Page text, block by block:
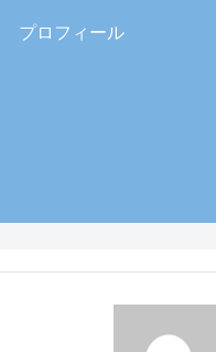
プロフィール